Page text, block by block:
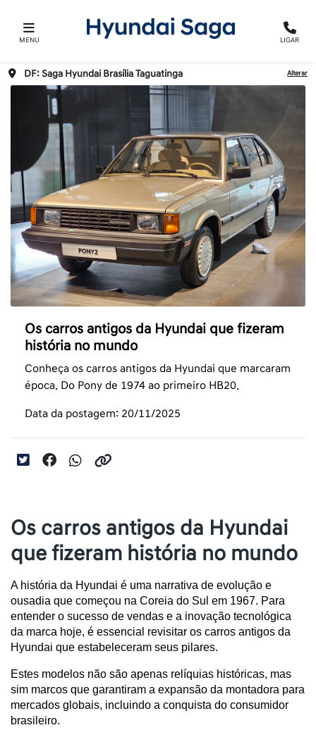
MENU LIGAR
DF: Saga Hyundai Brasília Taguatinga Alterar
Os carros antigos da Hyundai que fizeram
história no mundo
Conheça os carros antigos da Hyundai que marcaram
época. Do Pony de 1974 ao primeiro HB20.
Data da postagem: 20/11/2025
Os carros antigos da Hyundai
que fizeram história no mundo
A história da Hyundai é uma narrativa de evolução e
ousadia que começou na Coreia do Sul em 1967. Para
entender o sucesso de vendas e a inovação tecnológica
da marca hoje, é essencial revisitar os carros antigos da
Hyundai que estabeleceram seus pilares.
Estes modelos não são apenas relíquias históricas, mas
sim marcos que garantiram a expansão da montadora para
mercados globais, incluindo a conquista do consumidor
brasileiro.